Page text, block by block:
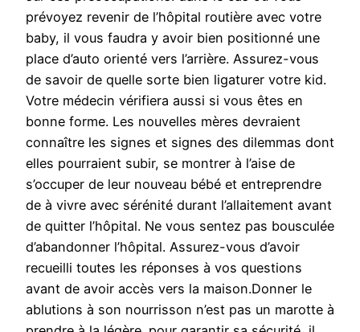
prévoyez revenir de l’hôpital routière avec votre
baby, il vous faudra y avoir bien positionné une
place d’auto orienté vers l’arrière. Assurez-vous
de savoir de quelle sorte bien ligaturer votre kid.
Votre médecin vérifiera aussi si vous êtes en
bonne forme. Les nouvelles mères devraient
connaître les signes et signes des dilemmas dont
elles pourraient subir, se montrer à l’aise de
s’occuper de leur nouveau bébé et entreprendre
de à vivre avec sérénité durant l’allaitement avant
de quitter l’hôpital. Ne vous sentez pas bousculée
d’abandonner l’hôpital. Assurez-vous d’avoir
recueilli toutes les réponses à vos questions
avant de avoir accès vers la maison.Donner le
ablutions à son nourrisson n’est pas un marotte à